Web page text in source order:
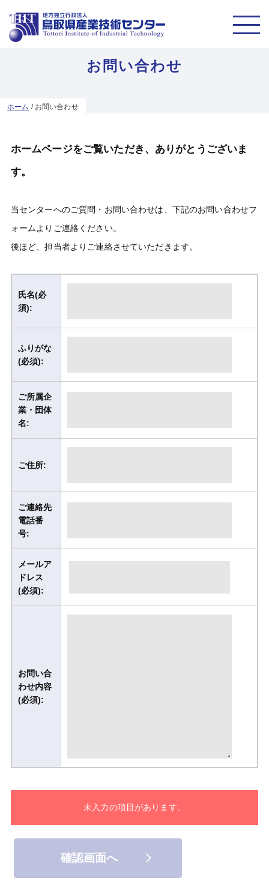
お問い合わせ
ホーム / お問い合わせ
ホームページをご覧いただき、ありがとうございま
す。
当センターへのご質問・お問い合わせは、下記のお問い合わせフ
ォームよりご連絡ください。
後ほど、担当者よりご連絡させていただきます。
氏名(必
須):
ふりがな
(必須):
ご所属企
業・団体
名:
ご住所:
ご連絡先
電話番
号:
メールア
ドレス
(必須):
お問い合
わせ内容
(必須):
未入力の項目があります。